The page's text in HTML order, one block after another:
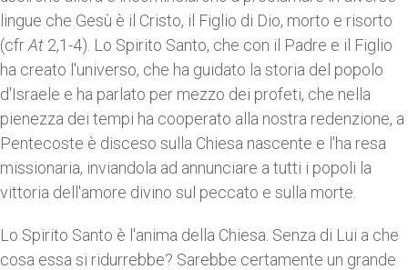
lingue che Gesù è il Cristo, il Figlio di Dio, morto e risorto
(cfrAt 2,1-4). Lo Spirito Santo, che con il Padre e il Figlio
ha creato l'universo, che ha guidato la storia del popolo
d'Israele e ha parlato per mezzo dei profeti, che nella
pienezza dei tempi ha cooperato alla nostra redenzione, a
Pentecoste è disceso sulla Chiesa nascente e l'ha resa
missionaria, inviandola ad annunciare a tutti i popoli la
vittoria dell'amore divino sul peccato e sulla morte.
Lo Spirito Santo è l'anima della Chiesa. Senza di Lui a che
cosa essa si ridurrebbe? Sarebbe certamente un grande